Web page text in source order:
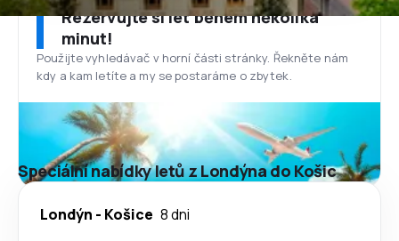
Rezervujte si let během několika
minut!
Použijte vyhledávač v horní části stránky. Řekněte nám
kdy a kam letíte a my se postaráme o zbytek.
Speciální nabídky letů z Londýna do Košic
Londýn - Košice 8 dni